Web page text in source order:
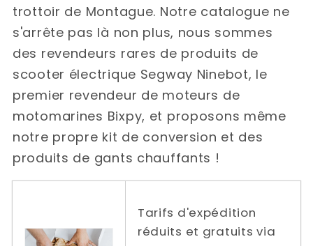
trottoir de Montague. Notre catalogue ne
s'arrête pas là non plus, nous sommes
des revendeurs rares de produits de
scooter électrique Segway Ninebot, le
premier revendeur de moteurs de
motomarines Bixpy, et proposons même
notre propre kit de conversion et des
produits de gants chauffants !
Tarifs d'expédition
réduits et gratuits via